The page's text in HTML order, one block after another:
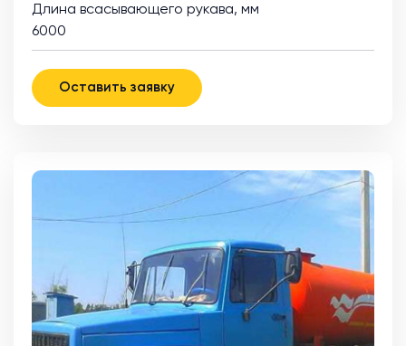
Длина всасывающего рукава, мм
6000
Оставить заявку